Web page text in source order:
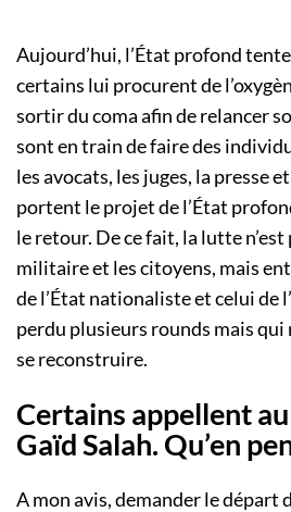
Aujourd’hui, l’État profond
certains lui procurent de
sortir du coma afin de relancer
sont en train de faire des
les avocats, les juges, la presse
portent le projet de l’État
le retour. De ce fait, la lutte
militaire et les citoyens, mais
de l’État nationaliste et celui de
perdu plusieurs rounds mais qui
se reconstruire.
Certains appellent
Gaïd Salah. Qu’en
A mon avis, demander le départ